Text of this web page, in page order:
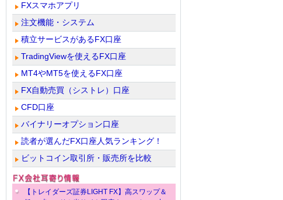
FXスマホアプリ
注文機能・システム
積立サービスがあるFX口座
TradingViewを使えるFX口座
MT4やMT5を使えるFX口座
FX自動売買（シストレ）口座
CFD口座
バイナリーオプション口座
読者が選んだFX口座人気ランキング！
ビットコイン取引所・販売所を比較
【トレイダーズ証券LIGHT FX】高スワップ＆